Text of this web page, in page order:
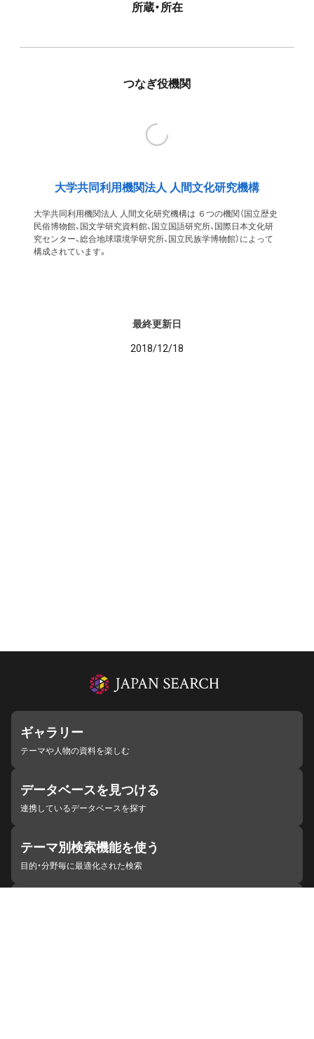
所蔵・所在
つなぎ役機関
大学共同利用機関法人 人間文化研究機構
大学共同利用機関法人 人間文化研究機構は ６つの機関（国立歴史
民俗博物館、国文学研究資料館、国立国語研究所、国際日本文化研
究センター、総合地球環境学研究所、国立民族学博物館）によって
構成されています。
最終更新日
2018/12/18
ギャラリー
テーマや人物の資料を楽しむ
データベースを見つける
連携しているデータベースを探す
テーマ別検索機能を使う
目的・分野毎に最適化された検索